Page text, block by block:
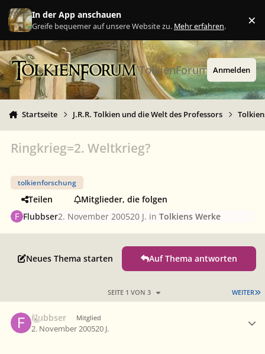
Zu Inhalt springen
In der App anschauen
Greife bequemer auf unsere Website zu. Mehr erfahren. ×
TolkienForum Anmelden
Startseite J.R.R. Tolkien und die Welt des Professors
Ringkrieg=2. Weltkrieg?
tolkienforschung
Teilen
Mitglieder, die folgen
Flubbser2. November 200520 J. inTolkiens Werke
Neues Thema starten Auf Thema antworten
WEITER
SEITE 1 VON 3
Flubbser Mitglied
2. November 200520 J.